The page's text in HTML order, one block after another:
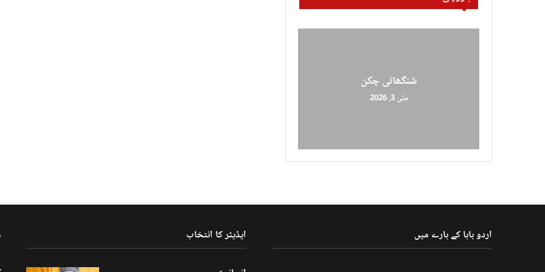
شنگھائی چکن
مئی 3, 2026
اردو بابا کے بارے میں ایڈیٹر کا انتخاب